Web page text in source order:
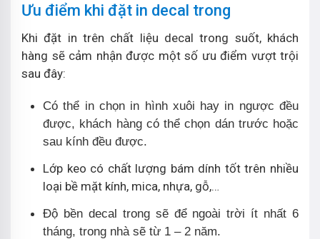
Ưu điểm khi đặt in decal trong
Khi đặt in trên chất liệu decal trong suốt, khách
hàng sẽ cảm nhận được một số ưu điểm vượt trội
sau đây:
Có thể in chọn in hình xuôi hay in ngược đều
được, khách hàng có thể chọn dán trước hoặc
sau kính đều được.
Lớp keo có chất lượng bám dính tốt trên nhiều
loại bề mặt kính, mica, nhựa, gỗ,…
Độ bền decal trong sẽ để ngoài trời ít nhất 6
tháng, trong nhà sẽ từ 1 – 2 năm.